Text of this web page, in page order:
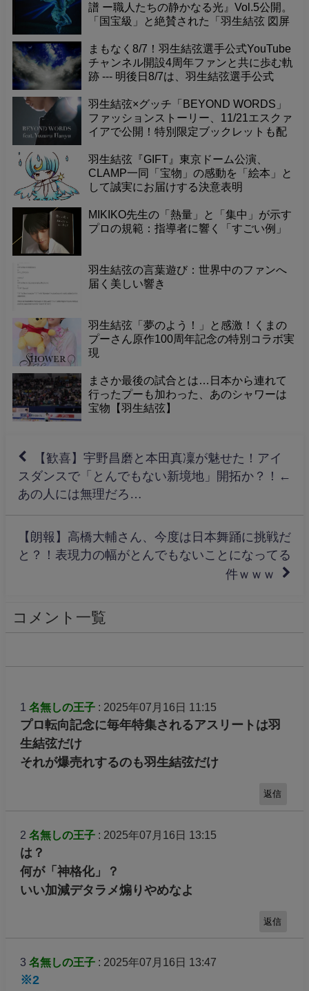
譜 ー職人たちの静かなる光』Vol.5公開。
「国宝級」と絶賛された「羽生結弦 図屏
の真髄を深掘り。
まもなく8/7！羽生結弦選手公式YouTube
チャンネル開設4周年ファンと共に歩む軌
跡 --- 明後日8/7は、羽生結弦選手公式
すべき日です！これまで素晴らしい演技
やメッセージを届けてくれたチャンネル
に感謝の気持ちを込めて、一緒にお祝い
羽生結弦×グッチ「BEYOND WORDS」
ファッションストーリー、11/21エスクァ
イアで公開！特別限定ブックレットも配
羽生結弦『GIFT』東京ドーム公演、
CLAMP一同「宝物」の感動を「絵本」と
して誠実にお届けする決意表明
MIKIKO先生の「熱量」と「集中」が示す
プロの規範：指導者に響く「すごい例」
羽生結弦の言葉遊び：世界中のファンへ
届く美しい響き
羽生結弦「夢のよう！」と感激！くまの
プーさん原作100周年記念の特別コラボ実
現
まさか最後の試合とは…日本から連れて
行ったプーも加わった、あのシャワーは
宝物【羽生結弦】
【歓喜】宇野昌磨と本田真凜が魅せた！アイ
スダンスで「とんでもない新境地」開拓か？！←
あの人には無理だろ…
【朗報】高橋大輔さん、今度は日本舞踊に挑戦だ
と？！表現力の幅がとんでもないことになってる
件ｗｗｗ
コメント一覧
1 名無しの王子: 2025年07月16日 11:15
プロ転向記念に毎年特集されるアスリートは羽
生結弦だけ
それが爆売れするのも羽生結弦だけ
返信
2 名無しの王子: 2025年07月16日 13:15
は？
何が「神格化」？
いい加減デタラメ煽りやめなよ
返信
3 名無しの王子: 2025年07月16日 13:47
※2